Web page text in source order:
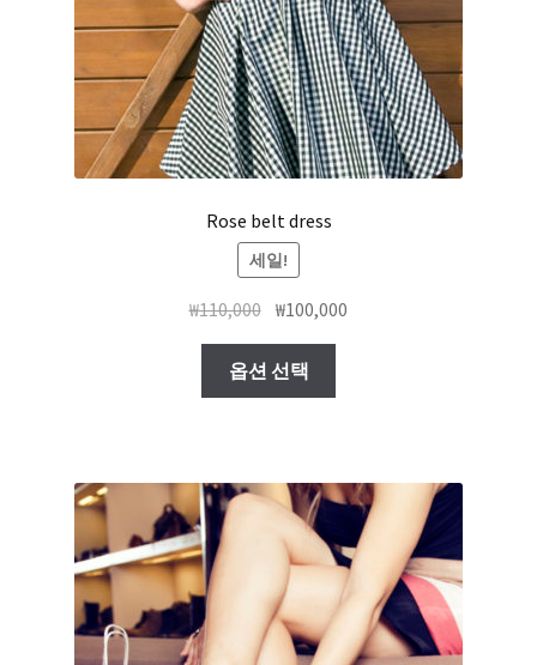
Rose belt dress
세일!
₩110,000 ₩100,000
옵션 선택